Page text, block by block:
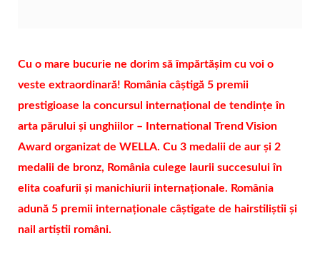
Cu o mare bucurie ne dorim să împărtășim cu voi o
veste extraordinară! România câștigă 5 premii
prestigioase la concursul internațional de tendințe în
arta părului și unghiilor – International Trend Vision
Award organizat de WELLA. Cu 3 medalii de aur și 2
medalii de bronz, România culege laurii succesului în
elita coafurii și manichiurii internaționale. România
adună 5 premii internaționale câștigate de hairstiliștii și
nail artiștii români.